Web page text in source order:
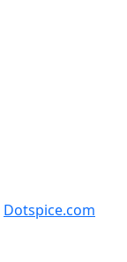
Dotspice.com